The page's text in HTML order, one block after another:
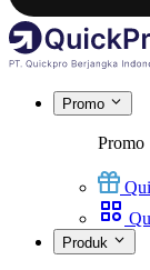
Promo
Promo
Produk